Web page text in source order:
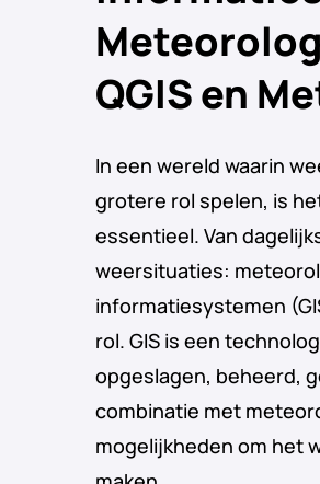
QGIS en
In een wereld waarin
grotere rol spelen, is
essentieel. Van
weersituaties:
informatiesystemen
rol. GIS is een
opgeslagen, beheerd,
combinatie met
mogelijkheden om het